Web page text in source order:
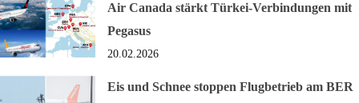
Air Canada stärkt Türkei-Verbindungen mit
Pegasus
20.02.2026
Eis und Schnee stoppen Flugbetrieb am BER